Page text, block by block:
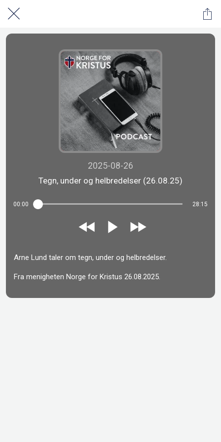
2025-08-26
Tegn, under og helbredelser (26.08.25)
00:00 28:15
Arne Lund taler om tegn, under og helbredelser.
Fra menigheten Norge for Kristus 26.08.2025.